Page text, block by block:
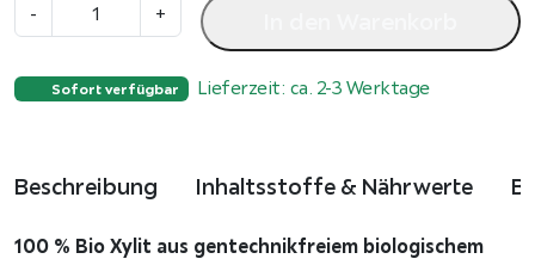
-
i
X
i
+
Sofort verfügbar Lieferzeit: ca. 2-3 Werktage
Beschreibung Inhaltsstoffe & Nährwerte
100 % Bio Xylit aus gentechnikfreiem biologischem